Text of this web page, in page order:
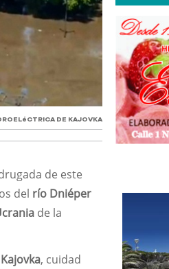
DE KAJOVKA
de este
del río Dniéper
de la
, cuidad